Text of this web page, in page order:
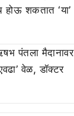
होऊ शकतात ‘या’
पंतला मैदानावर
वेळ, डॉक्टर